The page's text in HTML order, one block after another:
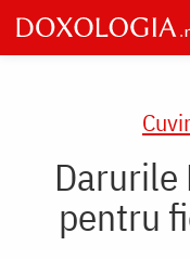
Skip
to
main
pentru